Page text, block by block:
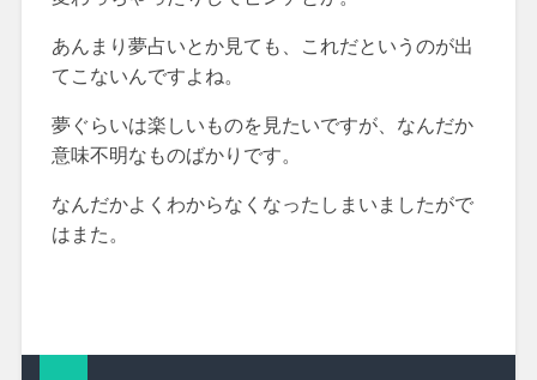
あんまり夢占いとか見ても、これだというのが出
てこないんですよね。
夢ぐらいは楽しいものを見たいですが、なんだか
意味不明なものばかりです。
なんだかよくわからなくなったしまいましたがで
はまた。